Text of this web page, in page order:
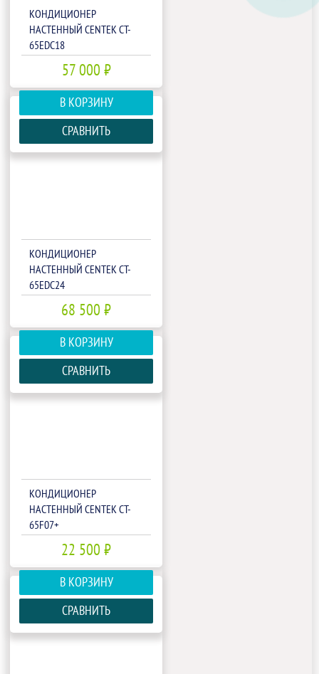
КОНДИЦИОНЕР
НАСТЕННЫЙ CENTEK CT-
65EDC18
57 000 ₽
В КОРЗИНУ
СРАВНИТЬ
КОНДИЦИОНЕР
НАСТЕННЫЙ CENTEK CT-
65EDC24
68 500 ₽
В КОРЗИНУ
СРАВНИТЬ
КОНДИЦИОНЕР
НАСТЕННЫЙ CENTEK CT-
65F07+
22 500 ₽
В КОРЗИНУ
СРАВНИТЬ